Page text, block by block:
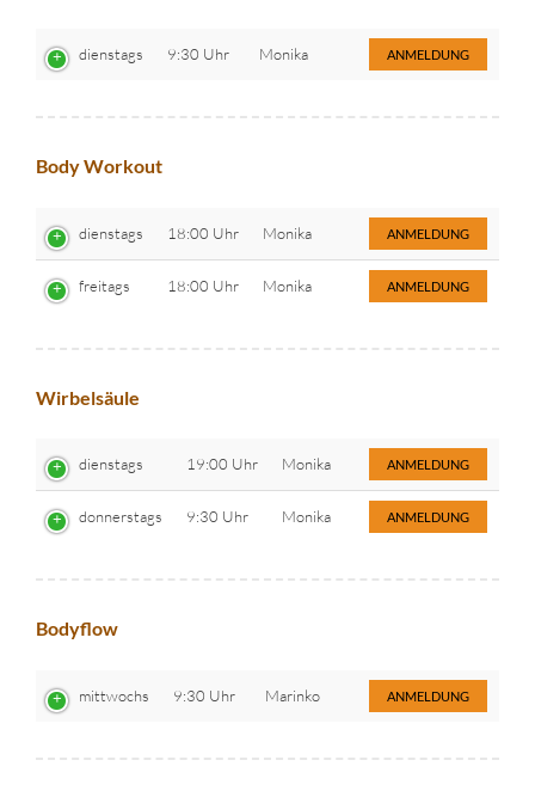
dienstags 9:30 Uhr Monika ANMELDUNG
Body Workout
dienstags 18:00 Uhr Monika ANMELDUNG
freitags 18:00 Uhr Monika ANMELDUNG
Wirbelsäule
dienstags 19:00 Uhr Monika ANMELDUNG
donnerstags 9:30 Uhr Monika ANMELDUNG
Bodyflow
mittwochs 9:30 Uhr Marinko ANMELDUNG